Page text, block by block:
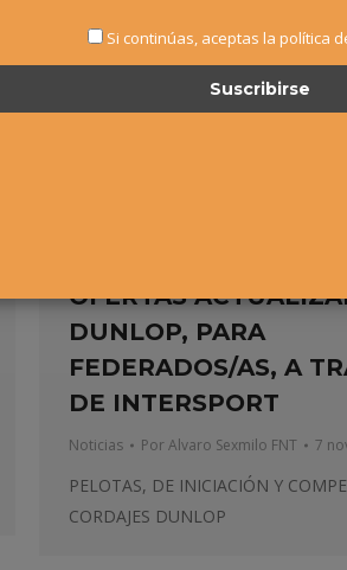
OFERTAS
DUNLOP, PARA
FEDERADOS/AS, A
DE INTERSPORT
Noticias PorAlvaro Sexmilo FNT 7
PELOTAS, DE INICIACIÓN Y
CORDAJES DUNLOP
Si continúas, aceptas la política